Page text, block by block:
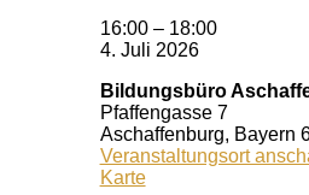
16:00 – 18:00
4. Juli 2026
Bildungsbüro
Pfaffengasse 7
Aschaffenburg, Bayern
Veranstaltungsort
KarteBildungsbüro